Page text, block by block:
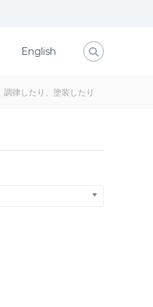
English
調律したり、塗装したり